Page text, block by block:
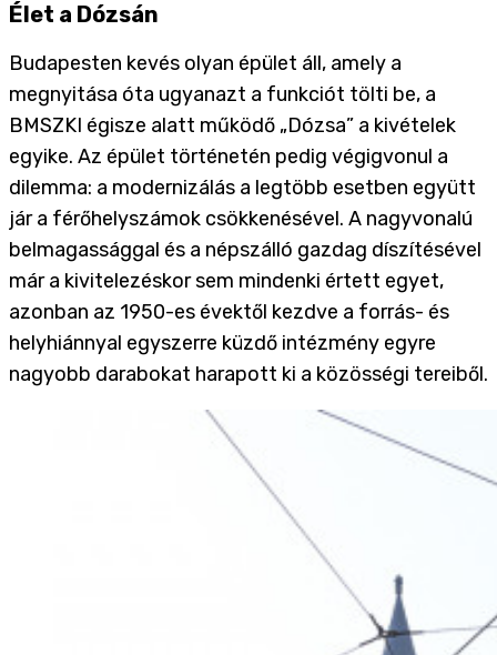
Élet a Dózsán
Budapesten kevés olyan épület áll, amely a
megnyitása óta ugyanazt a funkciót tölti be, a
BMSZKI égisze alatt működő „Dózsa” a kivételek
egyike. Az épület történetén pedig végigvonul a
dilemma: a modernizálás a legtöbb esetben együtt
jár a férőhelyszámok csökkenésével. A nagyvonalú
belmagassággal és a népszálló gazdag díszítésével
már a kivitelezéskor sem mindenki értett egyet,
azonban az 1950-es évektől kezdve a forrás- és
helyhiánnyal egyszerre küzdő intézmény egyre
nagyobb darabokat harapott ki a közösségi tereiből.